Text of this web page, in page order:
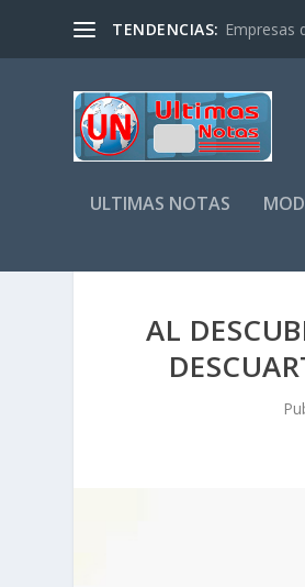
TENDENCIAS: Empresas
ULTIMAS NOTAS
AL